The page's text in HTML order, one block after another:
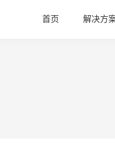
首页 解决方